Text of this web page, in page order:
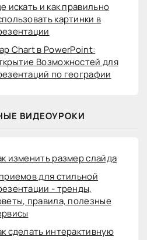
искать и как правильно
картинки в
Chart в PowerPoint:
Возможностей для
по географии
ВИДЕОУРОКИ
изменить размер слайда
для стильной
- тренды,
правила, полезные
сделать интерактивную